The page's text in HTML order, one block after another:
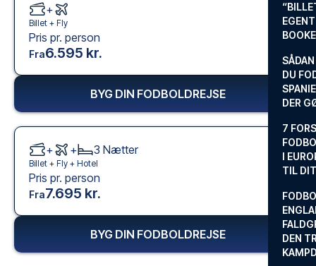
DU
DER
7
I
TIL
DEN
+
Billet + Fly
Pris pr. person
Fra6.595 kr.
BYG DIN FODBOLDREJSE
+ + 3 Nætter
Billet + Fly + Hotel
Pris pr. person
Fra7.695 kr.
BYG DIN FODBOLDREJSE